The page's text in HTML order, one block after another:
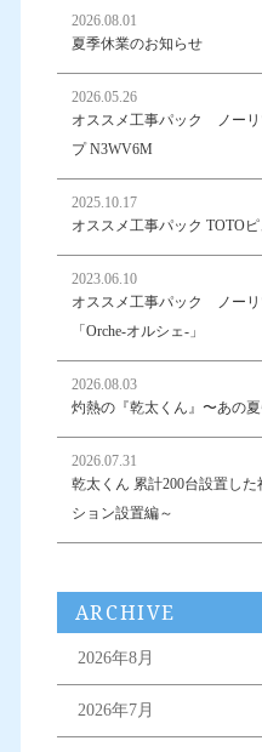
2026.08.01
夏季休業のお知らせ
2026.05.26
オススメ工事パック ノーリ
プ N3WV6M
2025.10.17
オススメ工事パック TOTO
2023.06.10
オススメ工事パック ノーリ
「Orche-オルシェ-」
2026.08.03
灼熱の『乾太くん』〜あの
2026.07.31
乾太くん 累計200台設置し
ション設置編～
ARCHIVE
2026年8月
2026年7月